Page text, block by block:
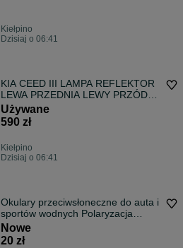
Kiełpino
Dzisiaj o 06:41
KIA CEED III LAMPA REFLEKTOR
LEWA PRZEDNIA LEWY PRZÓD
EU
Używane
590 zł
Kiełpino
Dzisiaj o 06:41
Okulary przeciwsłoneczne do auta i
sportów wodnych Polaryzacja
PANTERA
Nowe
20 zł